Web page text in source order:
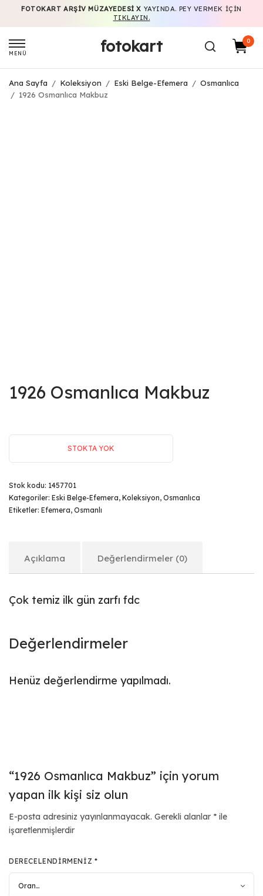
FOTOKART ARŞIV MÜZAYEDESI X YAYINDA. PEY VERMEK IÇIN
TIKLAYIN.
MENÜ fotokart 0
Ana Sayfa / Koleksiyon / Eski Belge-Efemera / Osmanlıca
/ 1926 Osmanlıca Makbuz
1926 Osmanlıca Makbuz
STOKTA YOK
Stok kodu: 1457701
Kategoriler: Eski Belge-Efemera, Koleksiyon, Osmanlıca
Etiketler: Efemera, Osmanlı
Açıklama Değerlendirmeler (0)
Çok temiz ilk gün zarfı fdc
Değerlendirmeler
Henüz değerlendirme yapılmadı.
“1926 Osmanlıca Makbuz” için yorum
yapan ilk kişi siz olun
E-posta adresiniz yayınlanmayacak. Gerekli alanlar * ile
işaretlenmişlerdir
DERECELENDIRMENIZ *